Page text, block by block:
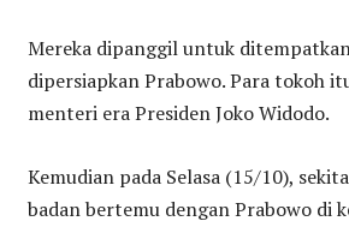
Mereka dipanggil untuk
dipersiapkan Prabowo. Para tokoh
menteri era Presiden Joko Widodo.
Kemudian pada Selasa (15/10),
badan bertemu dengan Prabowo di